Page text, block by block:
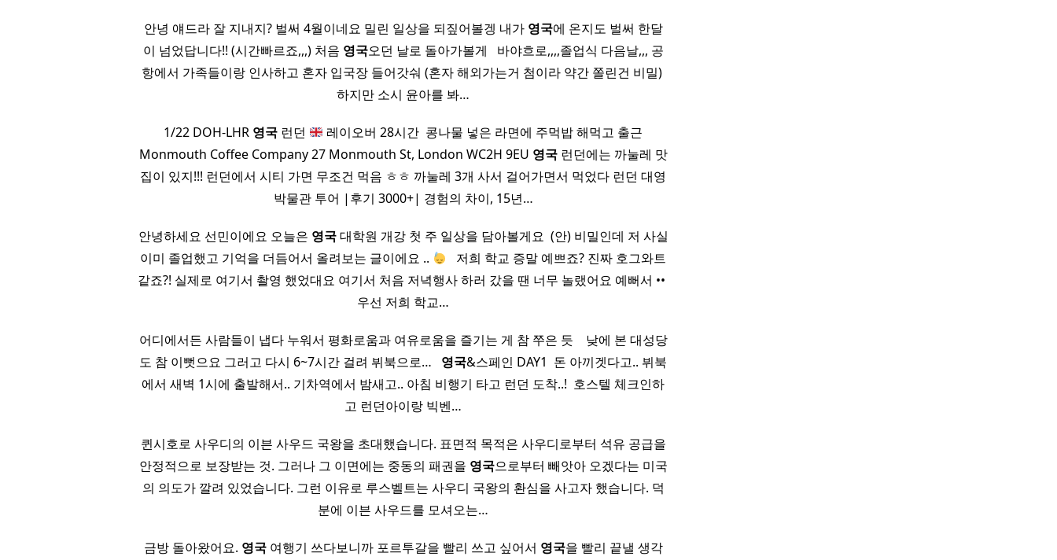
안녕 얘드라 잘 지내지? 벌써 4월이네요 밀린 일상을 되짚어볼겡 내가 영국에 온지도 벌써 한달
이 넘었답니다!! (시간빠르죠,,,) 처음 영국오던 날로 돌아가볼게 ​ ​ 바야흐로,,,,졸업식 다음날,,, 공
항에서 가족들이랑 인사하고 혼자 입국장 들어갓숴 (혼자 해외가는거 첨이라 약간 쫄린건 비밀) ​
하지만 소시 윤아를 봐…
1/22 DOH-LHR 영국런던
레이오버 28시간 ​ 콩나물 넣은 라면에 주먹밥 해먹고 출근
Monmouth Coffee Company 27 Monmouth St, London WC2H 9EU 영국런던에는 까눌레 맛
집이 있지!!! 런던에서 시티 가면 무조건 먹음 ㅎㅎ 까눌레 3개 사서 걸어가면서 먹었다 런던 대영
박물관 투어 |후기 3000+| 경험의 차이, 15년…
안녕하세요 선민이에요 오늘은 영국대학원 개강 첫 주 일상을 담아볼게요 ​ (안) 비밀인데 저 사실
이미 졸업했고 기억을 더듬어서 올려보는 글이에요 ..
​ ​ 저희 학교 증말 예쁘죠? 진짜 호그와트
같죠?! 실제로 여기서 촬영 했었대요 여기서 처음 저녁행사 하러 갔을 땐 너무 놀랬어요 예뻐서 •• ​
우선 저희 학교…
어디에서든 사람들이 냅다 누워서 평화로움과 여유로움을 즐기는 게 참 쭈은 듯 ​ ​ ​ 낮에 본 대성당
도 참 이뻣으요 그러고 다시 6~7시간 걸려 뷔북으로… ​ ​ 영국&스페인 DAY1 ​ 돈 아끼겟다고.. 뷔북
에서 새벽 1시에 출발해서.. 기차역에서 밤새고.. 아침 비행기 타고 런던 도착..! ​ 호스텔 체크인하
고 런던아이랑 빅벤…
퀸시호로 사우디의 이븐 사우드 국왕을 초대했습니다. 표면적 목적은 사우디로부터 석유 공급을
안정적으로 보장받는 것. 그러나 그 이면에는 중동의 패권을 영국으로부터 빼앗아 오겠다는 미국
의 의도가 깔려 있었습니다. 그런 이유로 루스벨트는 사우디 국왕의 환심을 사고자 했습니다. 덕
분에 이븐 사우드를 모셔오는…
금방 돌아왔어요. 영국여행기 쓰다보니까 포르투갈을 빨리 쓰고 싶어서 영국을 빨리 끝낼 생각